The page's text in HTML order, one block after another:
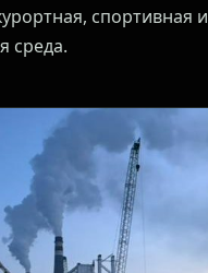
спортивная и
среда.